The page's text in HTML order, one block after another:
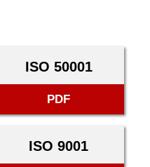
ISO 50001
PDF
ISO 9001